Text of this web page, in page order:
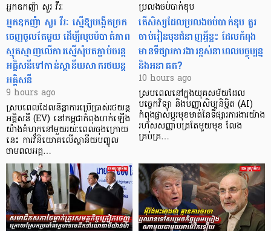
អ្នកឧកញ៉ា សួរ វីរៈ
អ្នកឧកញ៉ា សួរ វីរៈ ស្នើឱ្យបង្កើតច្រក
ចេញចូលតែមួយ ដើម្បីលុបបំបាត់ភាព
ស្មុគស្មាញលើការស្នើសុំបតភ្ជាប់ចរន្ត
អគ្គិសនីទៅកាន់ស្ថានីយសាករថយន្ត
អគ្គិសនី
9 hours ago
ស្របពេលដែលនិន្នាការប្រើប្រាស់រថយន្ត
អគ្គិសនី (EV) នៅកម្ពុជាកំពុងហក់ឡើង
យ៉ាងគំហុកនៅមួយរយៈពេលចុងក្រោយ
នេះ ការវិនិយោគលើស្ថានីយបញ្ចូល
ថាមពលអគ្គ…
ប្រលងចប់បាក់ឌុប
តើសិស្សដែលប្រលងចប់បាក់ឌុប គួរ
ចាប់រៀនមុខជំនាញអ្វីខ្លះ ដែលកំពុង
មានទីផ្សារការងារខ្ពស់នាពេលបច្ចុប្បន្ន
និងអនាគត?
10 hours ago
ស្របពេលនៅក្នុងយុគសម័យដែល
បច្ចេកវិទ្យា និងបញ្ញាសិប្បនិម្មិត (AI)
កំពុងផ្លាស់ប្តូរមុខមាត់នៃទីផ្សារការងារយ៉ាង
រហ័សសញ្ញាបត្រតែមួយមុខ លែង
គ្រប់គ្រ…